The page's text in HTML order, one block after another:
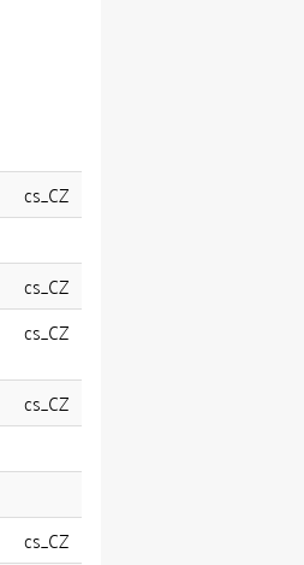
cs_CZ
cs_CZ
cs_CZ
cs_CZ
cs_CZ